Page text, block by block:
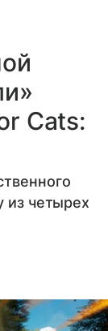
Cats:
из четырех